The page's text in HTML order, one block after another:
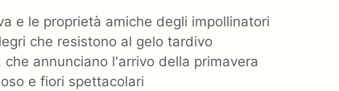
e le proprietà amiche degli impollinatori
che resistono al gelo tardivo
annunciano l'arrivo della primavera
e fiori spettacolari